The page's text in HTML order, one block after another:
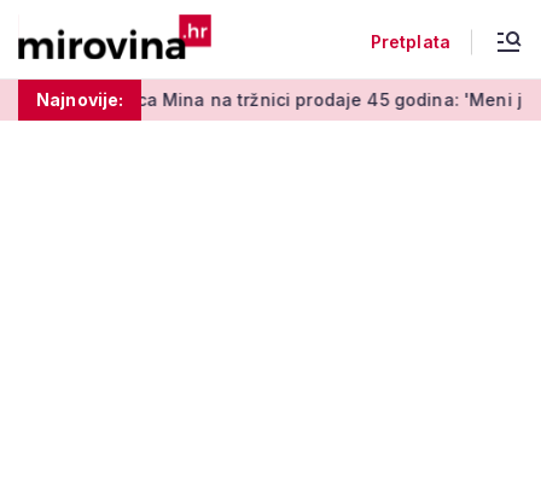
Pretplata
Najnovije:
Mina na tržnici prodaje 45 godina: 'Meni je ovo zabava i